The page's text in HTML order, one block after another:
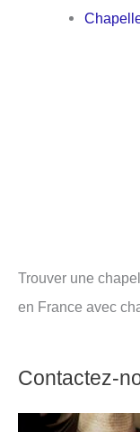
Trouver une
en France avec
Contactez-